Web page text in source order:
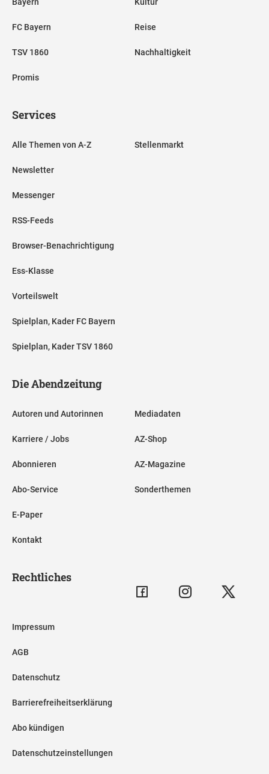
FC Bayern
TSV 1860
Promis
Reise
Nachhaltigkeit
Services
Alle Themen von A-Z
Newsletter
Messenger
RSS-Feeds
Browser-Benachrichtigung
Ess-Klasse
Vorteilswelt
Spielplan, Kader FC Bayern
Spielplan, Kader TSV 1860
Stellenmarkt
Die Abendzeitung
Autoren und Autorinnen
Karriere / Jobs
Abonnieren
Abo-Service
E-Paper
Kontakt
Mediadaten
AZ-Shop
AZ-Magazine
Sonderthemen
Rechtliches
Impressum
AGB
Datenschutz
Barrierefreiheitserklärung
Abo kündigen
Datenschutzeinstellungen